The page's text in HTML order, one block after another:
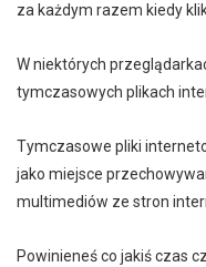
za każdym razem kiedy
W niektórych
tymczasowych plikach
Tymczasowe pliki
jako miejsce
multimediów ze stron
Powinieneś co jakiś czas